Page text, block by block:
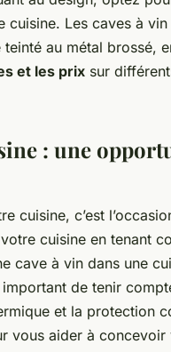
Les caves à
au métal brossé,
et les prix sur
: une
cuisine, c’est
cuisine en tenant
cave à vin dans une
de tenir
et la protection
vous aider à